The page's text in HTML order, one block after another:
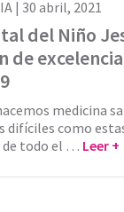
| 30 abril, 2021
del Niño
de
medicina
difíciles como
todo el … Leer +